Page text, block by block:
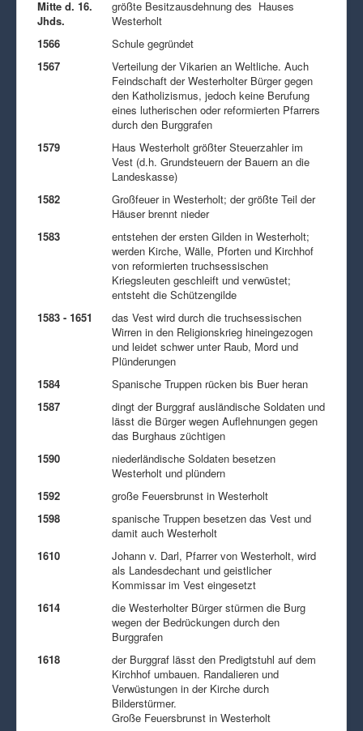
Mitte d. 16.
Jhds.
größte Besitzausdehnung des Hauses
Westerholt
1566
Schule gegründet
1567
Verteilung der Vikarien an Weltliche. Auch
Feindschaft der Westerholter Bürger gegen
den Katholizismus, jedoch keine Berufung
eines lutherischen oder reformierten Pfarrers
durch den Burggrafen
1579
Haus Westerholt größter Steuerzahler im
Vest (d.h. Grundsteuern der Bauern an die
Landeskasse)
1582
Großfeuer in Westerholt; der größte Teil der
Häuser brennt nieder
1583
entstehen der ersten Gilden in Westerholt;
werden Kirche, Wälle, Pforten und Kirchhof
von reformierten truchsessischen
Kriegsleuten geschleift und verwüstet;
entsteht die Schützengilde
1583 - 1651
das Vest wird durch die truchsessischen
Wirren in den Religionskrieg hineingezogen
und leidet schwer unter Raub, Mord und
Plünderungen
1584
Spanische Truppen rücken bis Buer heran
1587
dingt der Burggraf ausländische Soldaten und
lässt die Bürger wegen Auflehnungen gegen
das Burghaus züchtigen
1590
niederländische Soldaten besetzen
Westerholt und plündern
1592
große Feuersbrunst in Westerholt
1598
spanische Truppen besetzen das Vest und
damit auch Westerholt
1610
Johann v. Darl, Pfarrer von Westerholt, wird
als Landesdechant und geistlicher
Kommissar im Vest eingesetzt
1614
die Westerholter Bürger stürmen die Burg
wegen der Bedrückungen durch den
Burggrafen
1618
der Burggraf lässt den Predigtstuhl auf dem
Kirchhof umbauen. Randalieren und
Verwüstungen in der Kirche durch
Bilderstürmer.
Große Feuersbrunst in Westerholt